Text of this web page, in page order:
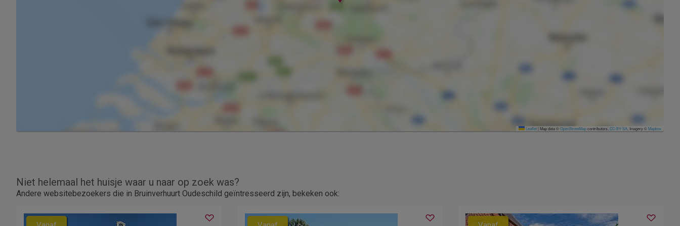
Leaflet| Map data ©OpenStreetMapcontributors, CC-BY-SA , Imagery ©Mapbox
Niet helemaal het huisje waar u naar op zoek was?
Andere websitebezoekers die in Bruinverhuurt Oudeschild geïntresseerd zijn, bekeken ook: